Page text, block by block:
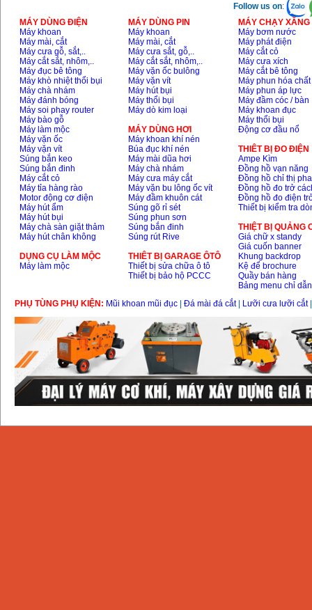
Follow us on:
MÁY DÙNG ĐIỆN
Máy khoan
Máy mài, cắt
Máy cưa gỗ, sắt,..
Máy cắt sắt, nhôm,..
Máy đục bê tông
Máy khò nhiệt thổi bụi
Máy chà nhám
Máy đánh bóng
Máy soi phay router
Máy bào gỗ
Máy làm mộc
Máy vặn ốc
Máy vặn vít
Súng bắn keo
Súng bắn đinh
Máy cắt cỏ
Máy tỉa hàng rào
Motor động cơ điện
Máy hút ẩm
Máy hút bụi
Máy chà sàn giặt thảm
Máy hút chân không
DỤNG CỤ LÀM MỘC
Máy làm mộc
MÁY DÙNG PIN
Máy khoan
Máy mài, cắt
Máy cưa sắt, gỗ,..
Máy cắt sắt, nhôm,..
Máy vặn ốc bulông
Máy vặn vít
Máy hút bụi
Máy thổi bụi
Máy dò kim loại
MÁY DÙNG HƠI
Máy khoan khí nén
Búa đục khí nén
Máy mài dũa hơi
Máy chà nhám
Máy cưa máy cắt
Máy vặn bu lông ốc vít
Máy đầm khuôn cát
Súng gõ rỉ sét
Súng phun sơn
Súng bắn đinh
Súng rút Rive
THIÊT BỊ GARAGE ÔTÔ
Thiết bị sửa chữa ô tô
Thiết bị bảo hộ PCCC
MÁY CHẠY
Máy bơm nước
Máy phát điện
Máy cắt cỏ
Máy cưa xích
Máy cắt bê tông
Máy phun hóa chất
Máy phun áp lực
Máy đầm cóc / bàn
Máy khoan đục
Máy thổi bụi
Động cơ đầu nổ
THIÊT BỊ ĐO ĐIỆN
Ampe Kìm
Đồng hồ vạn năng
Đồng hồ chỉ thị pha
Đồng hồ đo trở
Đồng hồ đo điện
Thiết bị kiểm tra
THIỆT BỊ QUẢNG
Giá chữ x standy
Giá cuốn banner
Khung backdrop
Kệ để brochure
Quầy bán hàng
Bảng menu chỉ dẫn
PHỤ TÙNG PHỤ KIỆN: Mũi khoan mũi đục Đá mài đá cắt| Lưỡi cưa lưỡi cắt